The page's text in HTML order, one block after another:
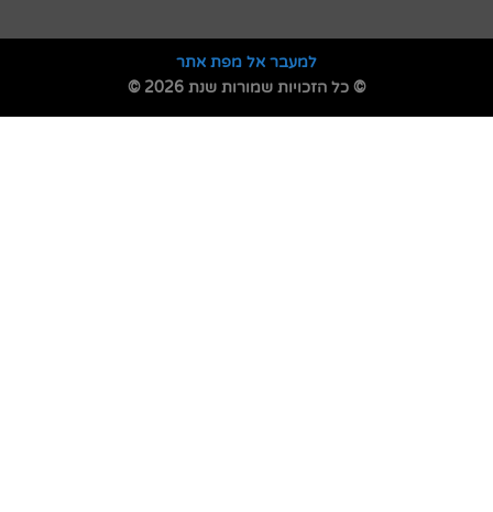
למעבר אל מפת אתר
© כל הזכויות שמורות שנת 2026 ©